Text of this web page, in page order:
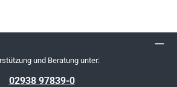
und Beratung unter:
02938 97839-0